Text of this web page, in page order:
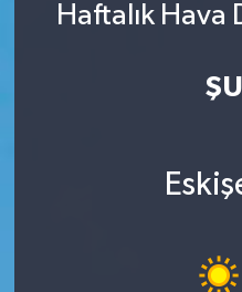
Haftalık Hava